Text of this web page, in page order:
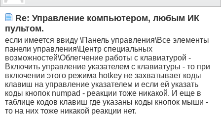
Re: Управление компьютером, любым ИК
пультом.
если имеется ввиду \Панель управления\Все элементы
панели управления\Центр специальных
возможностей\Облегчение работы с клавиатурой -
Включить управление указателем с клавиатуры - то при
включении этого режима hotkey не захватывает коды
клавиш на управление указателем и если ей указать
коды кнопок numpad - реакции тоже никакой. И еще в
таблице кодов клавиш где указаны коды кнопок мыши -
то на них тоже никакой реакции нет.